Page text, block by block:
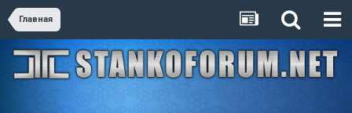
Главная